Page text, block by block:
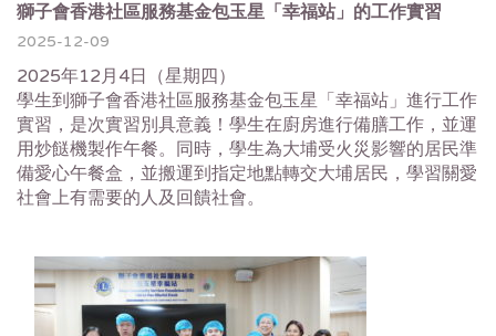
獅子會香港社區服務基金包玉星「幸福站」的工作實習
2025-12-09
2025年12月4日（星期四）
學生到獅子會香港社區服務基金包玉星「幸福站」進行工作
實習，是次實習別具意義！學生在廚房進行備膳工作，並運
用炒餸機製作午餐。同時，學生為大埔受火災影響的居民準
備愛心午餐盒，並搬運到指定地點轉交大埔居民，學習關愛
社會上有需要的人及回饋社會。